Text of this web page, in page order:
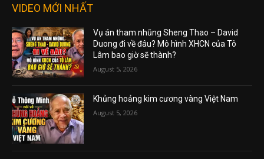
VIDEO MỚI NHẤT
Vụ án tham nhũng Sheng Thao – David
Duong đi về đâu? Mô hình XHCN của Tô
Lâm bao giờ sẽ thành?
August 5, 2026
Khủng hoảng kim cương vàng Việt Nam
August 5, 2026